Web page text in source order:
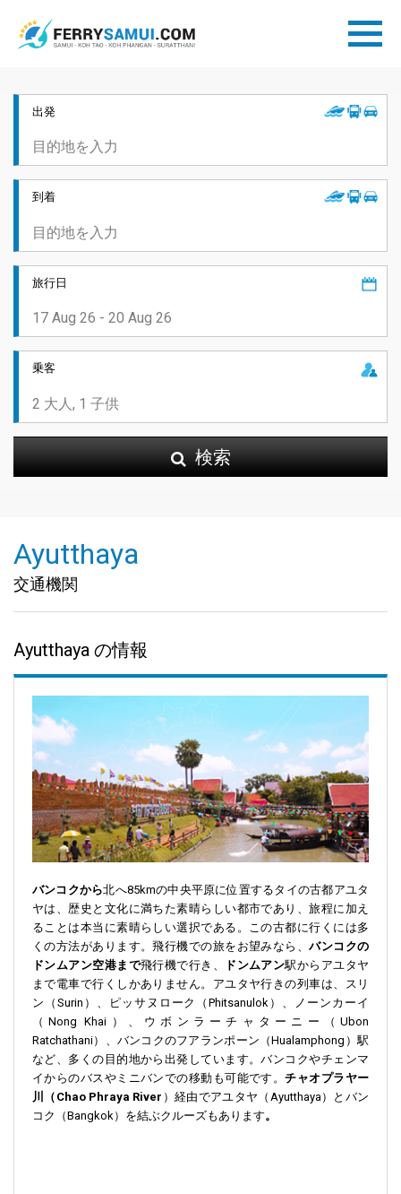
出発
到着
旅行日
乗客
検索
Ayutthaya
交通機関
Ayutthaya の情報
バンコクから北へ85kmの中央平原に位置するタイの古都アユタ
ヤは、歴史と文化に満ちた素晴らしい都市であり、旅程に加え
ることは本当に素晴らしい選択である。この古都に行くには多
くの方法があります。飛行機での旅をお望みなら、バンコクの
ドンムアン空港まで飛行機で行き、 ドンムアン駅からアユタヤ
まで電車で行くしかありません。アユタヤ行きの列車は、スリ
ン（Surin）、ピッサヌローク（Phitsanulok）、ノーンカーイ
（Nong Khai）、ウボンラーチャターニー（Ubon
Ratchathani）、バンコクのフアランポーン（Hualamphong）駅
など、多くの目的地から出発しています。バンコクやチェンマ
イからのバスやミニバンでの移動も可能です。チャオプラヤー
川（Chao Phraya River ）経由でアユタヤ（Ayutthaya）とバン
コク（Bangkok）を結ぶクルーズもあります。